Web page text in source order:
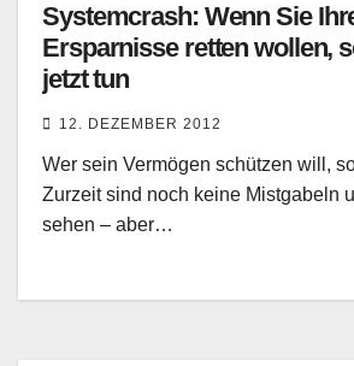
Systemcrash: Wenn Sie
Ersparnisse retten wollen,
jetzt tun
12. DEZEMBER 2012
Wer sein Vermögen schützen will,
Zurzeit sind noch keine Mistgabeln
sehen – aber…